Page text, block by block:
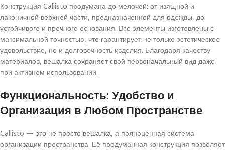
Конструкция Callisto продумана до мелочей: от изящной и
лаконичной верхней части, предназначенной для одежды, до
устойчивого и прочного основания. Все элементы изготовлены с
максимальной точностью, что гарантирует не только эстетическое
удовольствие, но и долговечность изделия. Благодаря качеству
материалов, вешалка сохраняет свой первоначальный вид даже
при активном использовании.
Функциональность: Удобство и
Организация в Любом Пространстве
Callisto — это не просто вешалка, а полноценная система
организации пространства. Её продуманная конструкция позволяет